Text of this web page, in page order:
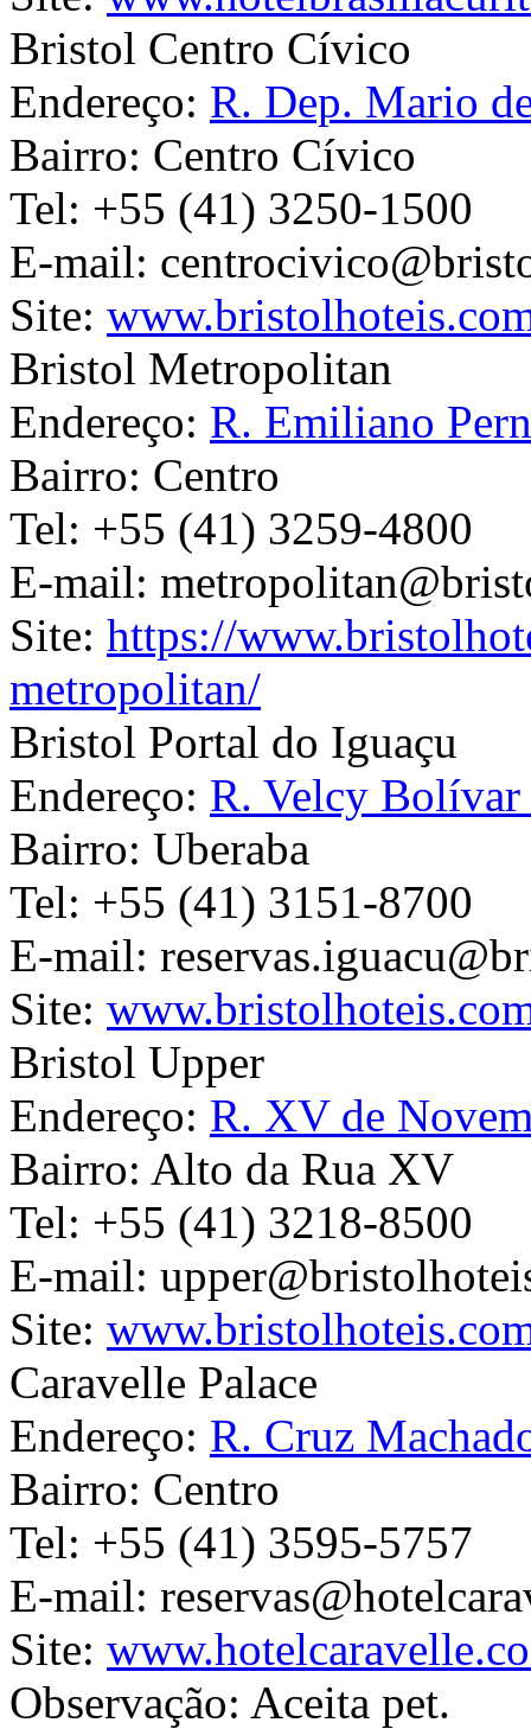
Bristol Centro Cívico
Endereço: R. Dep. Mario
Bairro: Centro Cívico
Tel: +55 (41) 3250-1500
E-mail:
Site:
Bristol Metropolitan
Endereço: R. Emiliano
Bairro: Centro
Tel: +55 (41) 3259-4800
E-mail:
Site: https://
metropolitan/
Bristol Portal do Iguaçu
Endereço: R. Velcy Bolívar
Bairro: Uberaba
Tel: +55 (41) 3151-8700
E-mail:
Site:
Bristol Upper
Endereço: R. XV de
Bairro: Alto da Rua XV
Tel: +55 (41) 3218-8500
E-mail:
Site:
Caravelle Palace
Endereço: R. Cruz
Bairro: Centro
Tel: +55 (41) 3595-5757
E-mail:
Site:
Observação: Aceita pet.